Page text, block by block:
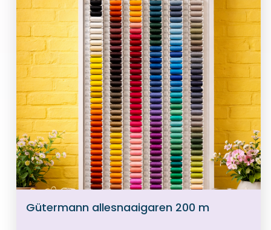
Gütermann allesnaaigaren 200 m